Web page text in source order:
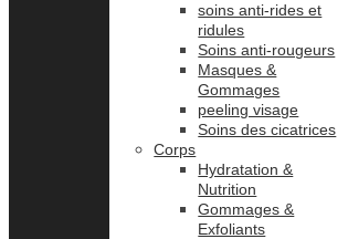
soins anti-rides et
ridules
Soins anti-rougeurs
Masques &
Gommages
peeling visage
Soins des cicatrices
Corps
Hydratation &
Nutrition
Gommages &
Exfoliants